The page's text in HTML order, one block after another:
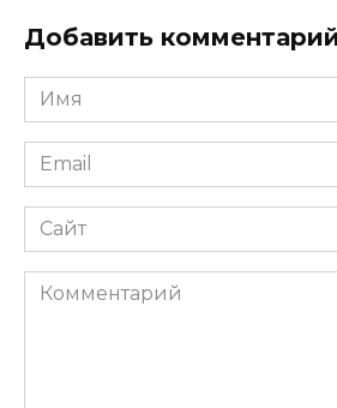
Добавить
Имя
*
Email
*
Сайт
Комментарий